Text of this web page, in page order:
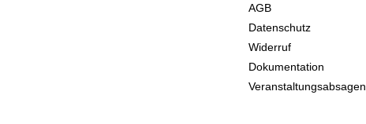
AGB
Datenschutz
Widerruf
Dokumentation
Veranstaltungsabsagen